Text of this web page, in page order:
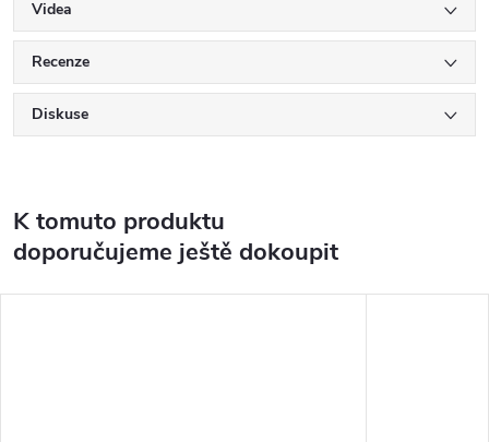
Videa
Recenze
Diskuse
K tomuto produktu
doporučujeme ještě dokoupit